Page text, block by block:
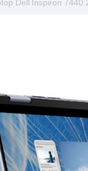
Dell Inspiron